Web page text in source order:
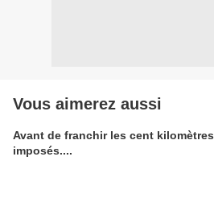
Vous aimerez aussi
Avant de franchir les cent kilomètres
imposés....